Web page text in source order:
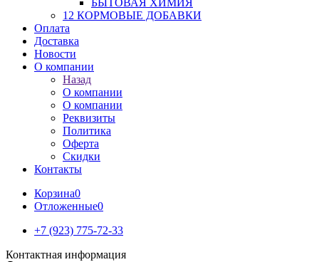
БЫТОВАЯ ХИМИЯ
12 КОРМОВЫЕ ДОБАВКИ
Оплата
Доставка
Новости
О компании
Назад
О компании
О компании
Реквизиты
Политика
Оферта
Скидки
Контакты
Корзина0
Отложенные0
+7 (923) 775-72-33
Контактная информация